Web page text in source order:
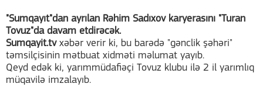
"Sumqayıt"dan ayrılan Rəhim Sadıxov karyerasını "Turan
Tovuz"da davam etdirəcək.
Sumqayit.tv xəbər verir ki, bu barədə "gənclik şəhəri"
təmsilçisinin mətbuat xidməti məlumat yayıb.
Qeyd edək ki, yarımmüdafiəçi Tovuz klubu ilə 2 il yarımlıq
müqavilə imzalayıb.